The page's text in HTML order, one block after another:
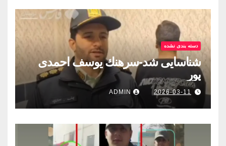
دسته بندی نشده
شناسایی شد-سرهنك يوسف احمدى
پور
2026-03-11
ADMIN